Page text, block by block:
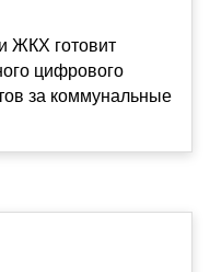
ЖКХ готовит
цифрового
за коммунальные